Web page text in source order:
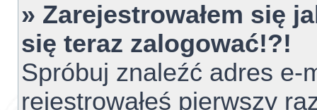
» Zarejestrowałem się
się teraz zalogować!?!
Spróbuj znaleźć adres e-
rejestrowałeś pierwszy